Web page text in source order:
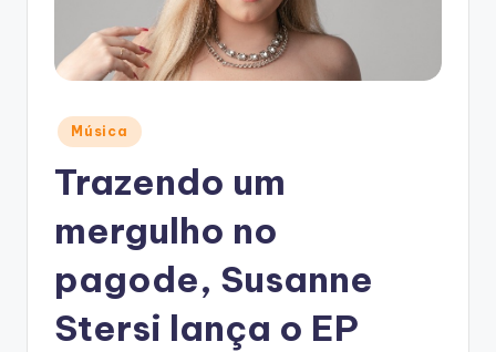
Posted
in
Música
Trazendo um
mergulho no
pagode, Susanne
Stersi lança o EP